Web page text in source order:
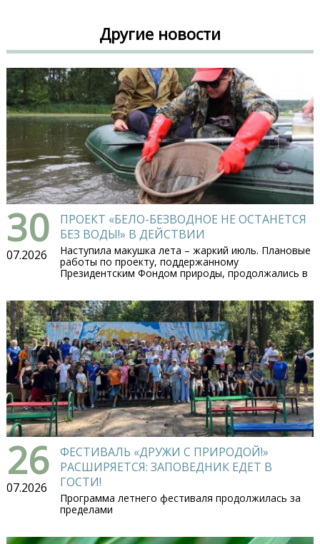
Другие новости
30
07.2026
ПРОЕКТ «БЕЛО-БЕЗВОДНОЕ НЕ ОСТАНЕТСЯ
БЕЗ ВОДЫ!» В ДЕЙСТВИИ
Наступила макушка лета – жаркий июль. Плановые
работы по проекту, поддержанному
Президентским Фондом природы, продолжались в
26
07.2026
ФЕСТИВАЛЬ «ДРУЖИ С ПРИРОДОЙ!»
РАСШИРЯЕТСЯ: ЗАПОВЕДНИК ЕДЕТ В
ГОСТИ!
Программа летнего фестиваля продолжилась за
пределами